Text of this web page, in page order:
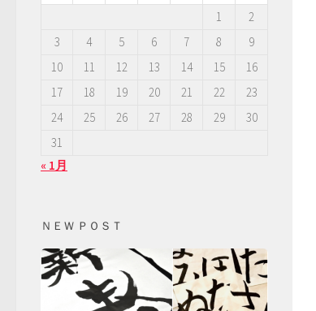
1
2
3
4 5 6 7 8
9
10
11 12 13 14 15
16
17
18 19 20 21 22
23
24
25 26 27 28 29
30
31
« 1月
ＮＥＷ ＰＯＳＴ